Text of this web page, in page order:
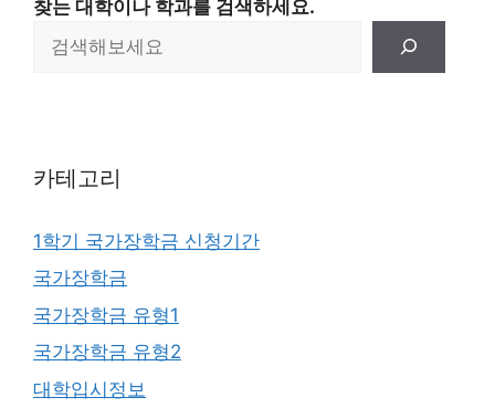
찾는 대학이나 학과를 검색하세요.
카테고리
1학기 국가장학금 신청기간
국가장학금
국가장학금 유형1
국가장학금 유형2
대학입시정보